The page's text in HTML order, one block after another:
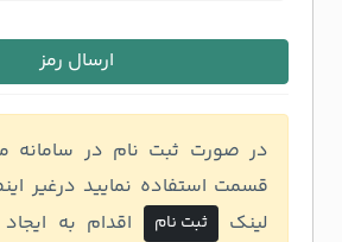
ارسال رمز
در صورت ثبت نام در سامانه
قسمت استفاده نمایید درغیر
لینک
ثبت نام
اقدام به